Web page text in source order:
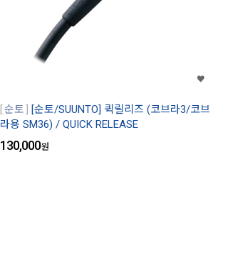
순토
[순토/SUUNTO] 퀵릴리즈 (코브라3/코브
라용 SM36) / QUICK RELEASE
130,000원